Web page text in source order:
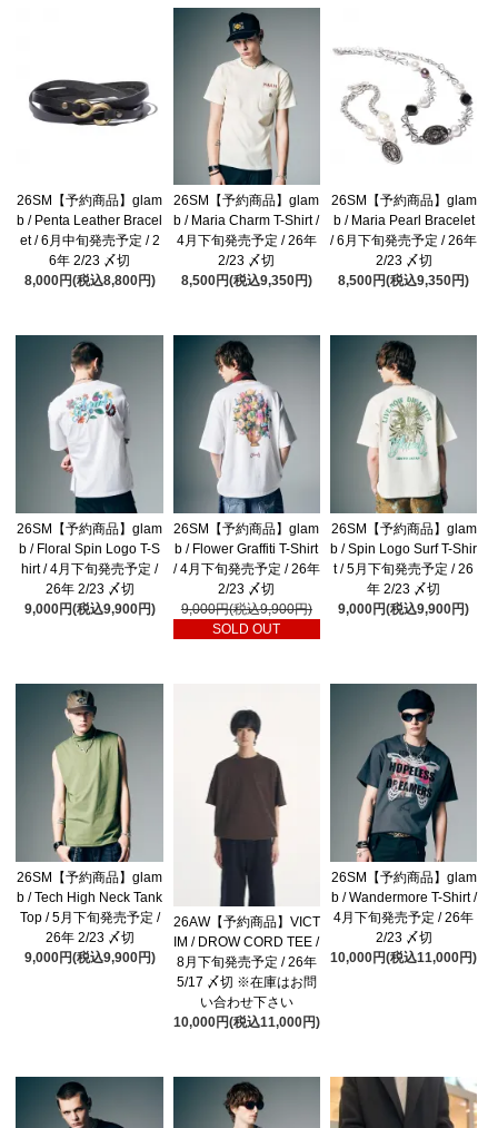
26SM【予約商品】glam
b / Penta Leather Bracel
et / 6月中旬発売予定 / 2
6年 2/23 〆切
8,000円(税込8,800円)
26SM【予約商品】glam
b / Maria Charm T-Shirt /
4月下旬発売予定 / 26年
2/23 〆切
8,500円(税込9,350円)
26SM【予約商品】glam
b / Maria Pearl Bracelet
/ 6月下旬発売予定 / 26年
2/23 〆切
8,500円(税込9,350円)
26SM【予約商品】glam
b / Floral Spin Logo T-S
hirt / 4月下旬発売予定 /
26年 2/23 〆切
9,000円(税込9,900円)
26SM【予約商品】glam
b / Flower Graffiti T-Shirt
/ 4月下旬発売予定 / 26年
2/23 〆切
9,000円(税込9,900円)
SOLD OUT
26SM【予約商品】glam
b / Spin Logo Surf T-Shir
t / 5月下旬発売予定 / 26
年 2/23 〆切
9,000円(税込9,900円)
26SM【予約商品】glam
b / Tech High Neck Tank
Top / 5月下旬発売予定 /
26年 2/23 〆切
9,000円(税込9,900円)
26AW【予約商品】VICT
IM / DROW CORD TEE /
8月下旬発売予定 / 26年
5/17 〆切 ※在庫はお問
い合わせ下さい
10,000円(税込11,000円)
26SM【予約商品】glam
b / Wandermore T-Shirt /
4月下旬発売予定 / 26年
2/23 〆切
10,000円(税込11,000円)